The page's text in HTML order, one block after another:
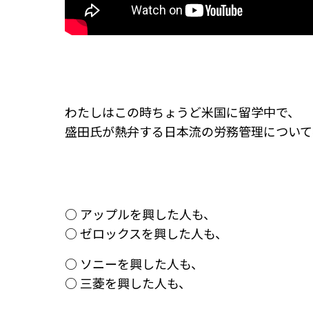
わたしはこの時ちょうど米国に留学中で、
盛田氏が熱弁する日本流の労務管理について
○ アップルを興した人も、
○ ゼロックスを興した人も、
○ ソニーを興した人も、
○ 三菱を興した人も、